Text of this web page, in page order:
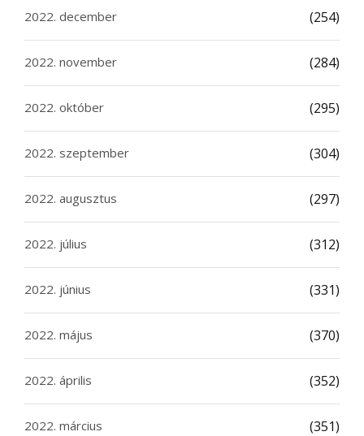
2022. december (254)
2022. november (284)
2022. október (295)
2022. szeptember (304)
2022. augusztus (297)
2022. július (312)
2022. június (331)
2022. május (370)
2022. április (352)
2022. március (351)